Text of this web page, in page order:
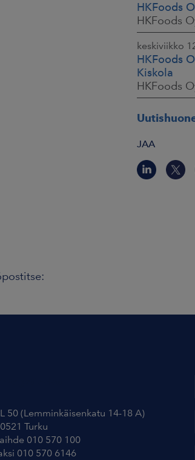
HKFoods
keskiviikko
HKFoods
Kiskola
JAA
50 (Lemminkäisenkatu 14-18 A)
Turku
010 570 100
010 570 6146